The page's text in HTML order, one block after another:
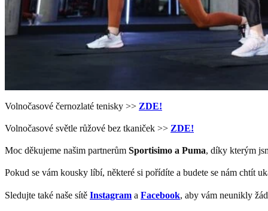
Volnočasové černozlaté tenisky >> ZDE!
Volnočasové světle růžové bez tkaniček >> ZDE!
Moc děkujeme našim partnerům Sportisimo a Puma, díky kterým
Pokud se vám kousky líbí, některé si pořídíte a budete se nám chtít
Sledujte také naše sítě Instagram a Facebook, aby vám neunikly